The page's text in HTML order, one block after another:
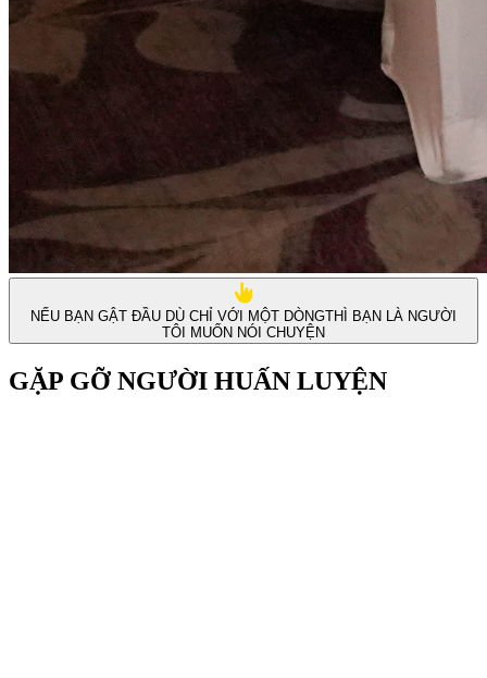
NẾU BẠN GẬT ĐẦU DÙ CHỈ VỚI MỘT DÒNGTHÌ BẠN LÀ NGƯỜI
TÔI MUỐN NÓI CHUYỆN
GẶP GỠ NGƯỜI HUẤN LUYỆN